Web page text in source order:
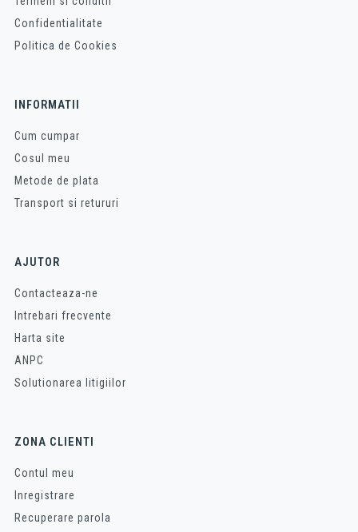
Confidentialitate
Politica de Cookies
INFORMATII
Cum cumpar
Cosul meu
Metode de plata
Transport si retururi
AJUTOR
Contacteaza-ne
Intrebari frecvente
Harta site
ANPC
Solutionarea litigiilor
ZONA CLIENTI
Contul meu
Inregistrare
Recuperare parola